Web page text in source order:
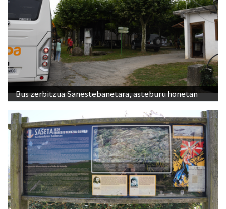
Bus zerbitzua Sanestebanetara, asteburu honetan